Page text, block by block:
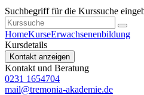
Suchbegriff für die Kurssuche
HomeKurseErwachsenenbildung
Kursdetails
Kontakt anzeigen
Kontakt und Beratung
0231 1654704
mail@tremonia-akademie.de